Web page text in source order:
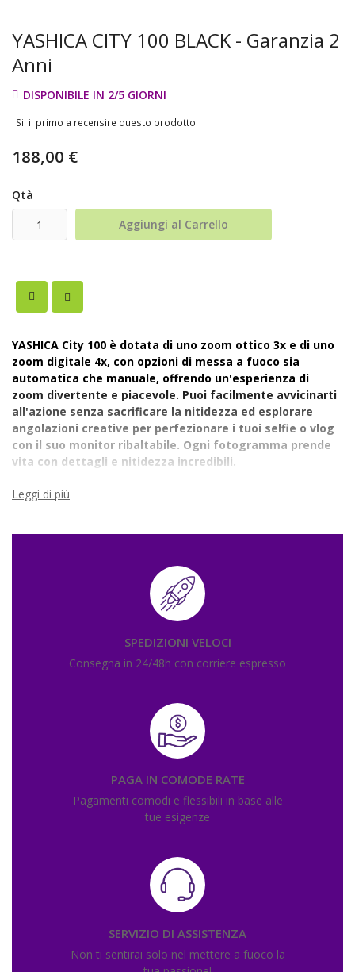
YASHICA CITY 100 BLACK - Garanzia 2
Anni
DISPONIBILE IN 2/5 GIORNI
Sii il primo a recensire questo prodotto
188,00 €
Qtà
Aggiungi al Carrello
YASHICA City 100 è dotata di uno zoom ottico 3x e di uno
zoom digitale 4x, con opzioni di messa a fuoco sia
automatica che manuale, offrendo un'esperienza di
zoom divertente e piacevole. Puoi facilmente avvicinarti
all'azione senza sacrificare la nitidezza ed esplorare
angolazioni creative per perfezionare i tuoi selfie o vlog
con il suo monitor ribaltabile. Ogni fotogramma prende
vita con dettagli e nitidezza incredibili.
Leggi di più
SPEDIZIONI VELOCI
Consegna in 24/48h con corriere espresso
PAGA IN COMODE RATE
Pagamenti comodi e flessibili in base alle
tue esigenze
SERVIZIO DI ASSISTENZA
Non ti sentirai solo nel mettere a fuoco la